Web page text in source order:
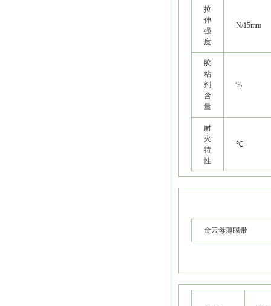
拉
伸
强
度
N/15mm
胶
粘
剂
含
量
%
耐
火
特
性
℃
金云母薄膜带